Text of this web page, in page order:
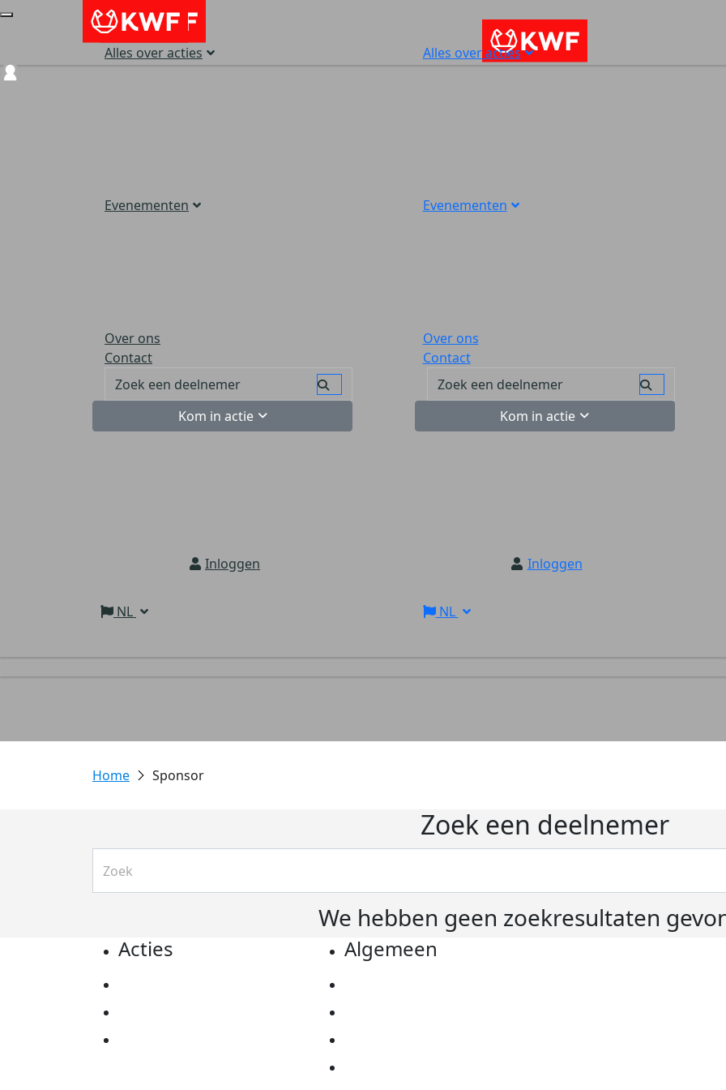
Alles over acties
Evenementen
Over ons
Contact
Kom in actie
Inloggen
NL
Alles over acties
Evenementen
Over ons
Contact
Kom in actie
Inloggen
NL
Sponsor
Zoek een deelnemer
We hebben geen zoekresultaten
Acties Algemeen